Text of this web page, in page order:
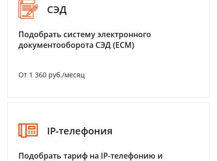
СЭД
Подобрать систему электронного
документооборота СЭД (ECM)
От 1 360 руб./месяц
IP-телефония
Подобрать тариф на IP-телефонию и